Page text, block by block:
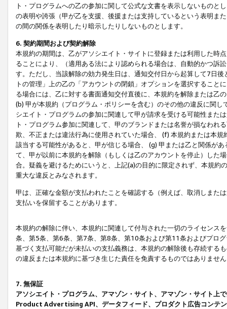
ト・プログラムへの乙の参加に関して公式な文書を表示しないもの
の表明や誇張（甲が乙を支援、後援または支持しているという表明ま
の間の関係を表明したり暗示したりしないものとします。
6. 契約期間および契約解除
本規約の期間は、乙がアソシエイト・サイトに登録または利用した時
ることにより、（適用ある法により認められる場合は、自動的かつ訴
す。ただし、当該解除の効力発生日は、通知交付日から起算して7日
トの管理」上の乙の「アカウントの閉鎖」オプションを選択するこ
る場合には、乙に対する書面通知交付直後に、本規約を解除または乙
(b) 甲が本規約（プログラム・ポリシーを含む）のその他の違反に関
シエイト・プログラムの参加に関連して甲が請求を受ける可能性また
ト・プログラム参加に関連して、甲のブランドまたは名誉が損なわれ
欺、不正または違法行為に使用されていた場合、 (f) 本規約または本
該当する可能性があると、甲が信じる場合、 (g) 甲または乙と関係が
て、甲が以前に本規約を解除（もしくは乙のアカウントを停止）した
合。疑義を避けるためにいうと、上記(a)の目的に限定されず、本規
重大な違反とみなされます。
甲は、正確な金額が支払われたことを確認する（例えば、取消しまた
支払いを保留することがあります。
本規約の解除に伴い、本規約に関連して付与された一切のライセンス
条、第5条、第6条、第7条、第8条、第10条および第11条およびプロ
基づく支払可能だが未払いの支払義務は、本規約の解除後も存続する
の違反または本規約に基づき生じた責任を免責するものではありませ
7. 無保証
アソシエイト・プログラム、アマゾン・サイト、アマゾン・サイト上
Product Advertising API、データフィード、プロダクト広告コンテ